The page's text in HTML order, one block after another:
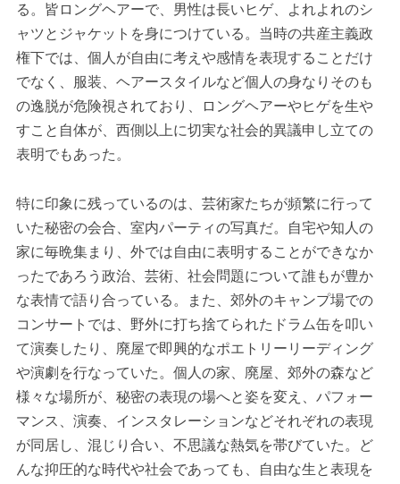
る。皆ロングヘアーで、男性は長いヒゲ、よれよれのシ
ャツとジャケットを身につけている。当時の共産主義政
権下では、個人が自由に考えや感情を表現することだけ
でなく、服装、ヘアースタイルなど個人の身なりそのも
の逸脱が危険視されており、ロングヘアーやヒゲを生や
すこと自体が、西側以上に切実な社会的異議申し立ての
表明でもあった。
特に印象に残っているのは、芸術家たちが頻繁に行って
いた秘密の会合、室内パーティの写真だ。自宅や知人の
家に毎晩集まり、外では自由に表明することができなか
ったであろう政治、芸術、社会問題について誰もが豊か
な表情で語り合っている。また、郊外のキャンプ場での
コンサートでは、野外に打ち捨てられたドラム缶を叩い
て演奏したり、廃屋で即興的なポエトリーリーディング
や演劇を行なっていた。個人の家、廃屋、郊外の森など
様々な場所が、秘密の表現の場へと姿を変え、パフォー
マンス、演奏、インスタレーションなどそれぞれの表現
が同居し、混じり合い、不思議な熱気を帯びていた。ど
んな抑圧的な時代や社会であっても、自由な生と表現を